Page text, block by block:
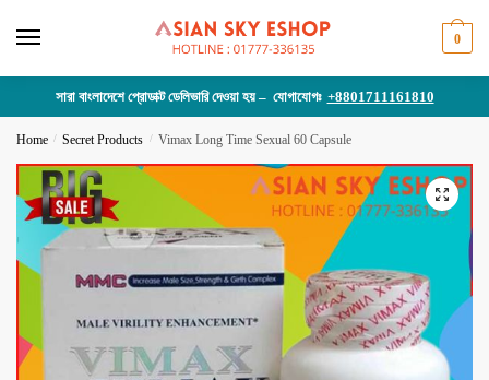
0
সারা বাংলাদেশে প্রোডাক্ট ডেলিভারি দেওয়া হয় – যোগাযোগঃ +8801711161810
Home / Secret Products / Vimax Long Time Sexual 60 Capsule
🔍